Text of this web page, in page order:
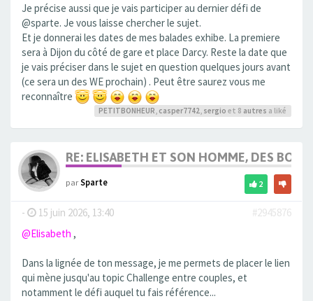
Je précise aussi que je vais participer au dernier défi de
@sparte. Je vous laisse chercher le sujet.
Et je donnerai les dates de mes balades exhibe. La premiere
sera à Dijon du côté de gare et place Darcy. Reste la date que
je vais préciser dans le sujet en question quelques jours avant
(ce sera un des WE prochain) . Peut être saurez vous me
reconnaître
PETITBONHEUR casper7742 sergio et 8 autres a liké
RE: ELISABETH ET SON HOMME, DES
parSparte 2
- 15 juin 2026, 13:40
#2945876
@Elisabeth ,
Dans la lignée de ton message, je me permets de placer le lien
qui mène jusqu'au topic Challenge entre couples, et
notamment le défi auquel tu fais référence...